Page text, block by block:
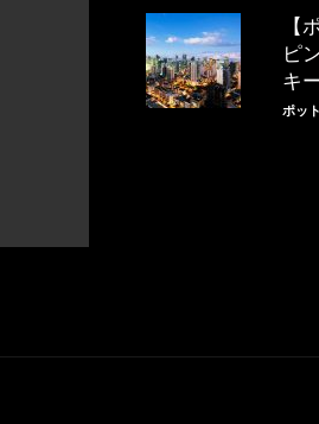
【
ピ
キ
ポット